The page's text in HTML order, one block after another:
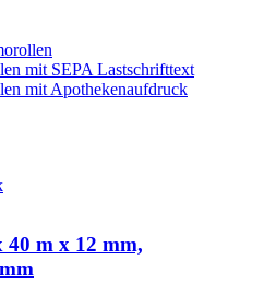
mit SEPA Lastschrifttext
mit Apothekenaufdruck
m x 12 mm,